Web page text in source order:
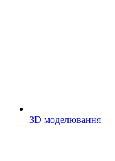
3D моделювання